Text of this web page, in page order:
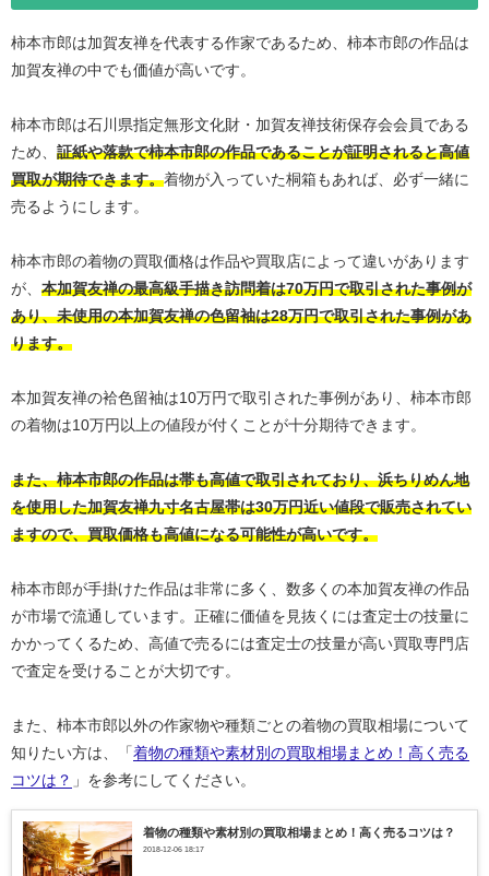
柿本市郎は加賀友禅を代表する作家であるため、柿本市郎の作品は
加賀友禅の中でも価値が高いです。
柿本市郎は石川県指定無形文化財・加賀友禅技術保存会会員である
ため、 証紙や落款で柿本市郎の作品であることが証明されると高値
買取が期待できます。着物が入っていた桐箱もあれば、必ず一緒に
売るようにします。
柿本市郎の着物の買取価格は作品や買取店によって違いがあります
が、 本加賀友禅の最高級手描き訪問着は70万円で取引された事例が
あり、未使用の本加賀友禅の色留袖は28万円で取引された事例があ
ります。
本加賀友禅の袷色留袖は10万円で取引された事例があり、柿本市郎
の着物は10万円以上の値段が付くことが十分期待できます。
また、柿本市郎の作品は帯も高値で取引されており、浜ちりめん地
を使用した加賀友禅九寸名古屋帯は30万円近い値段で販売されてい
ますので、買取価格も高値になる可能性が高いです。
柿本市郎が手掛けた作品は非常に多く、数多くの本加賀友禅の作品
が市場で流通しています。正確に価値を見抜くには査定士の技量に
かかってくるため、高値で売るには査定士の技量が高い買取専門店
で査定を受けることが大切です。
また、柿本市郎以外の作家物や種類ごとの着物の買取相場について
知りたい方は、「 着物の種類や素材別の買取相場まとめ！高く売る
コツは？ 」を参考にしてください。
着物の種類や素材別の買取相場まとめ！高く売るコツは？
2018-12-06 18:17